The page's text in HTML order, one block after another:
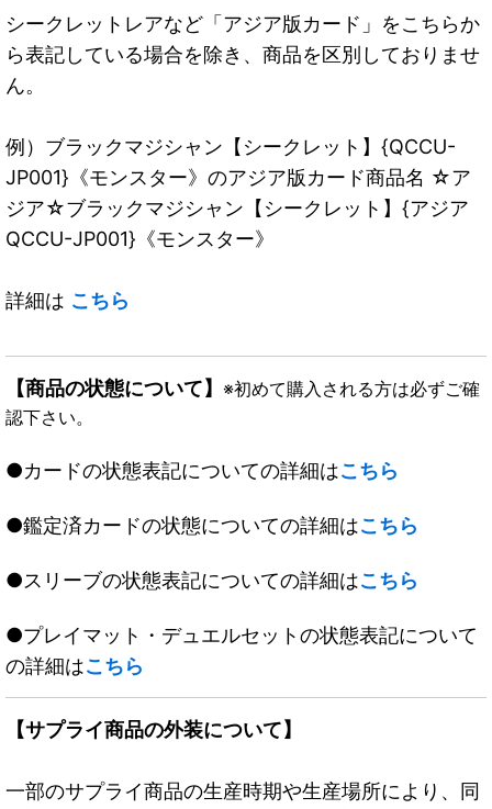
シークレットレアなど「アジア版カード」をこちらか
ら表記している場合を除き、商品を区別しておりませ
ん。
例）ブラックマジシャン【シークレット】{QCCU-
JP001}《モンスター》のアジア版カード商品名 ☆ア
ジア☆ブラックマジシャン【シークレット】{アジア
QCCU-JP001}《モンスター》
詳細は こちら
【商品の状態について】 ※初めて購入される方は必ずご確
認下さい。
●カードの状態表記についての詳細はこちら
●鑑定済カードの状態についての詳細はこちら
●スリーブの状態表記についての詳細はこちら
●プレイマット・デュエルセットの状態表記について
の詳細はこちら
【サプライ商品の外装について】
一部のサプライ商品の生産時期や生産場所により、同